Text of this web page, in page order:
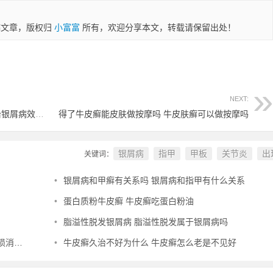
章，版权归 小富富 所有，欢迎分享本文，转载请保留出处！
NEXT:
得了牛皮癣能皮肤做按摩吗 牛皮肤癣可以做按摩吗
关键词： 银屑病 指甲 甲板 关节炎 出
• 银屑病和甲癣有关系吗 银屑病和指甲有什么关系
• 蛋白质粉牛皮癣 牛皮癣吃蛋白粉油
• 脂溢性脱发银屑病 脂溢性脱发属于银屑病吗
点 • 牛皮癣久治不好为什么 牛皮癣怎么老是不见好